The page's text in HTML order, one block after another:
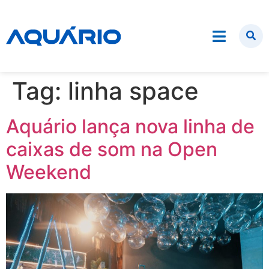
Tag: linha space
Aquário lança nova linha de
caixas de som na Open
Weekend